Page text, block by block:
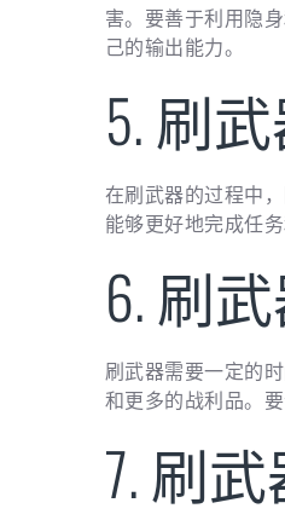
害。要善于利用隐
己的输出能力。
5. 刷
在刷武器的过程中
能够更好地完成任
6. 刷
刷武器需要一定的
和更多的战利品。
7. 刷